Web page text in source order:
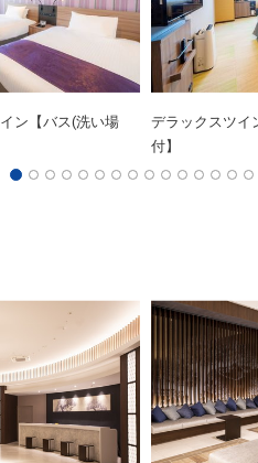
ン【バス(洗い場
デラックスツイ
付】